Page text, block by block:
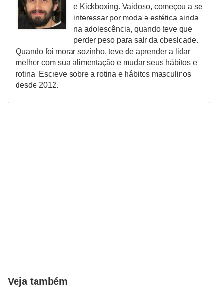
e Kickboxing. Vaidoso, começou a se
interessar por moda e estética ainda
na adolescência, quando teve que
perder peso para sair da obesidade.
Quando foi morar sozinho, teve de aprender a lidar
melhor com sua alimentação e mudar seus hábitos e
rotina. Escreve sobre a rotina e hábitos masculinos
desde 2012.
Veja também